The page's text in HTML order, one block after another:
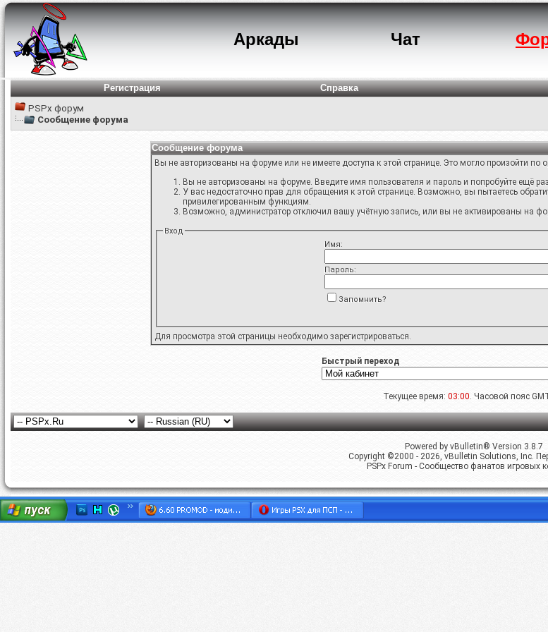
Аркады Чат
Регистрация Справка
PSPx форум
Сообщение форума
Сообщение форума
Вы не авторизованы на форуме или не имеете доступа к этой странице. Это могло произойти по
Вы не авторизованы на форуме. Введите имя пользователя и пароль и попробуйте ещё
У вас недостаточно прав для обращения к этой странице. Возможно, вы пытаетесь
привилегированным функциям.
Возможно, администратор отключил вашу учётную запись, или вы не активированы на
Вход
Имя:
Пароль:
Запомнить?
Для просмотра этой страницы необходимо зарегистрироваться.
Быстрый переход
Текущее время: 03:00. Часовой пояс
Powered by vBulletin® Version 3.8.7
Copyright ©2000 - 2026, vBulletin Solutions, Inc.
PSPx Forum - Сообщество фанатов игровых